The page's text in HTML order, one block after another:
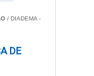
/ DIADEMA -
DE